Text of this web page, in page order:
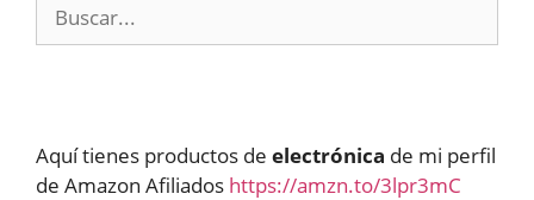
Aquí tienes productos de electrónica de mi perfil
de Amazon Afiliados https://amzn.to/3lpr3mC